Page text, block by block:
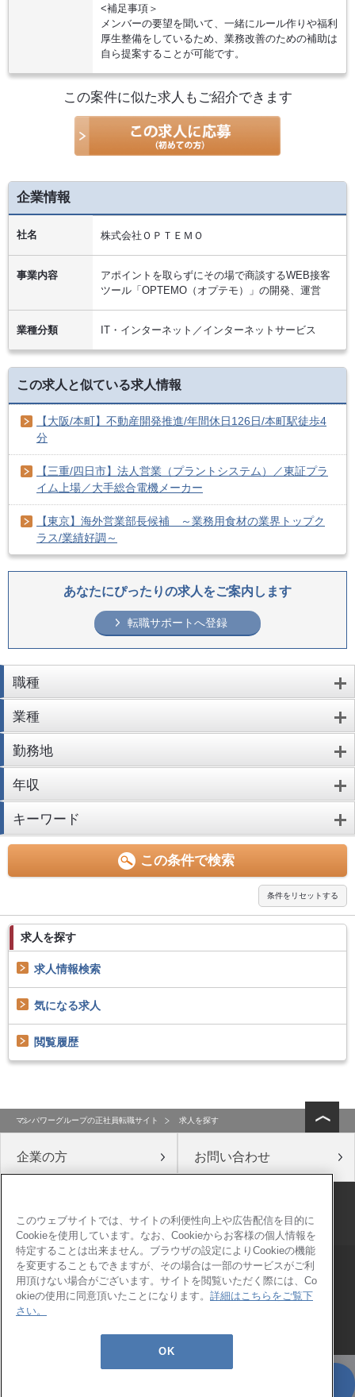
<補足事項＞
メンバーの要望を聞いて、一緒にルール作りや福利
厚生整備をしているため、業務改善のための補助は
自ら提案することが可能です。
この案件に似た求人もご紹介できます
企業情報
社名 株式会社ＯＰＴＥＭＯ
事業内容
アポイントを取らずにその場で商談するWEB接客
ツール「OPTEMO（オプテモ）」の開発、運営
業種分類 IT・インターネット／インターネットサービス
この求人と似ている求人情報
【大阪/本町】不動産開発推進/年間休日126日/本町駅徒歩4
分
【三重/四日市】法人営業（プラントシステム）／東証プラ
イム上場／大手総合電機メーカー
【東京】海外営業部長候補 ～業務用食材の業界トップク
ラス/業績好調～
あなたにぴったりの求人をご案内します
転職サポートへ登録
職種
業種
勤務地
年収
キーワード
求人を探す
求人情報検索
気になる求人
閲覧履歴
マンパワーグループの正社員転職サイト 求人を探す
企業の方 お問い合わせ
公式ソーシャルメディア
会社概要 このサイトについて
情報セキュリティ基本方針 個人情報保護方針
このウェブサイトでは、サイトの利便性向上や広告配信を目的に
Cookieを使用しています。なお、Cookieからお客様の個人情報を
特定することは出来ません。ブラウザの設定によりCookieの機能
を変更することもできますが、その場合は一部のサービスがご利
用頂けない場合がございます。サイトを閲覧いただく際には、Co
okieの使用に同意頂いたことになります。 詳細はこちらをご覧下
さい。
OK